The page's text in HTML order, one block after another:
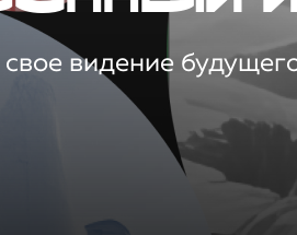
видение